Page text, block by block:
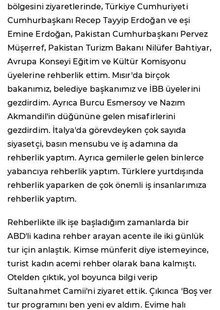
bölgesini ziyaretlerinde, Türkiye Cumhuriyeti
Cumhurbaşkanı Recep Tayyip Erdoğan ve eşi
Emine Erdoğan, Pakistan Cumhurbaşkanı Pervez
Müşerref, Pakistan Turizm Bakanı Nilüfer Bahtiyar,
Avrupa Konseyi Eğitim ve Kültür Komisyonu
üyelerine rehberlik ettim. Mısır'da birçok
bakanımız, belediye başkanımız ve İBB üyelerini
gezdirdim. Ayrıca Burcu Esmersoy ve Nazım
Akmandil'in düğününe gelen misafirlerini
gezdirdim. İtalya'da görevdeyken çok sayıda
siyasetçi, basın mensubu ve iş adamına da
rehberlik yaptım. Ayrıca gemilerle gelen binlerce
yabancıya rehberlik yaptım. Türklere yurtdışında
rehberlik yaparken de çok önemli iş insanlarımıza
rehberlik yaptım.
Rehberlikte ilk işe başladığım zamanlarda bir
ABD'li kadına rehber arayan acente ile iki günlük
tur için anlaştık. Kimse münferit diye istemeyince,
turist kadın acemi rehber olarak bana kalmıştı.
Otelden çıktık, yol boyunca bilgi verip
Sultanahmet Camii'ni ziyaret ettik. Çıkınca 'Boş ver
tur programını ben yeni ev aldım. Evime halı